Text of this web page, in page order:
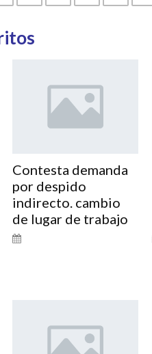
Contesta demanda
por despido
indirecto. cambio
de lugar de trabajo